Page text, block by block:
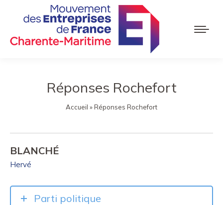
Réponses Rochefort
Accueil »Réponses Rochefort
BLANCHÉ
Hervé
Parti politique